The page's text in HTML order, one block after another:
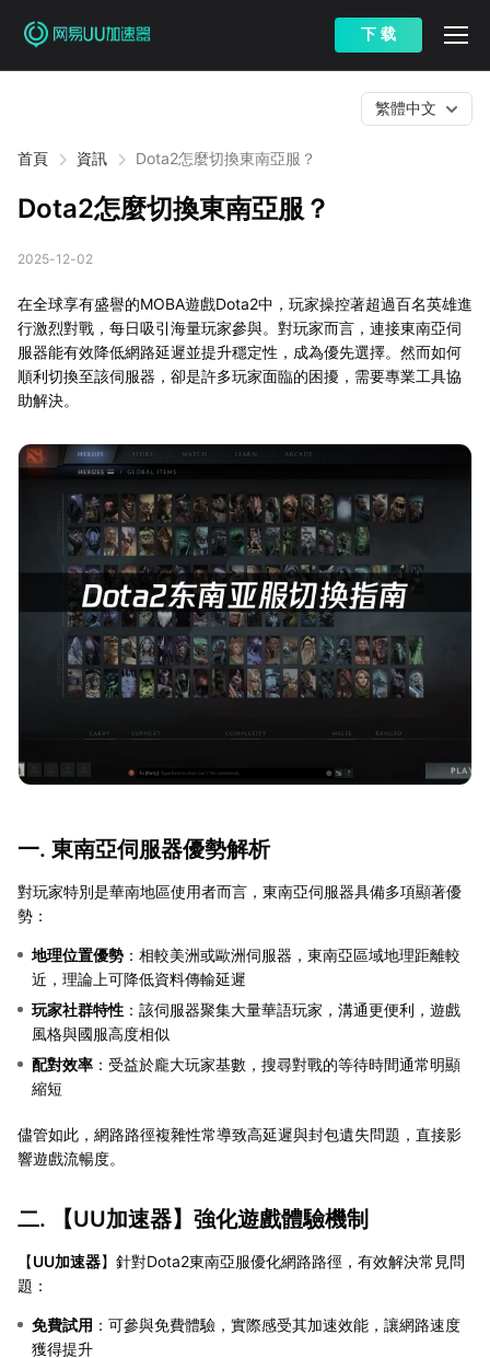
下 载
首頁 資訊 Dota2怎麼切換東南亞服？
繁體中文
Dota2怎麼切換東南亞服？
2025-12-02
在全球享有盛譽的MOBA遊戲Dota2中，玩家操控著超過百名英雄進
行激烈對戰，每日吸引海量玩家參與。對玩家而言，連接東南亞伺
服器能有效降低網路延遲並提升穩定性，成為優先選擇。然而如何
順利切換至該伺服器，卻是許多玩家面臨的困擾，需要專業工具協
助解決。
一. 東南亞伺服器優勢解析
對玩家特別是華南地區使用者而言，東南亞伺服器具備多項顯著優
勢：
地理位置優勢 ：相較美洲或歐洲伺服器，東南亞區域地理距離較
近，理論上可降低資料傳輸延遲
玩家社群特性 ：該伺服器聚集大量華語玩家，溝通更便利，遊戲
風格與國服高度相似
配對效率 ：受益於龐大玩家基數，搜尋對戰的等待時間通常明顯
縮短
儘管如此，網路路徑複雜性常導致高延遲與封包遺失問題，直接影
響遊戲流暢度。
二. 【UU加速器】強化遊戲體驗機制
【UU加速器】針對Dota2東南亞服優化網路路徑，有效解決常見問
題：
免費試用 ：可參與免費體驗，實際感受其加速效能，讓網路速度
獲得提升